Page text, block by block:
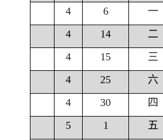
4
6 一
4
14 二
4
15 三
4
25 六
4
30 四
5
1 五